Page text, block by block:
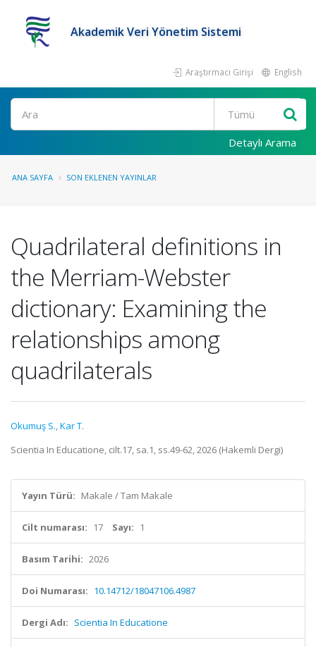
Akademik Veri Yönetim Sistemi
Araştırmacı Girişi English
Ara
Detaylı Arama
ANA SAYFA SON EKLENEN YAYINLAR
Quadrilateral definitions in
the Merriam-Webster
dictionary: Examining the
relationships among
quadrilaterals
Okumuş S.,Kar T.
Scientia In Educatione, cilt.17, sa.1, ss.49-62, 2026 (Hakemli Dergi)
Yayın Türü: Makale / Tam Makale
Cilt numarası: 17 Sayı: 1
Basım Tarihi: 2026
Doi Numarası: 10.14712/18047106.4987
Dergi Adı: Scientia In Educatione